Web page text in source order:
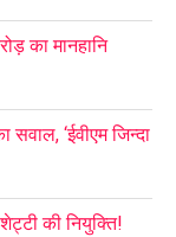
का मानहानि
‘ईवीएम जिन्दा
की नियुक्ति!